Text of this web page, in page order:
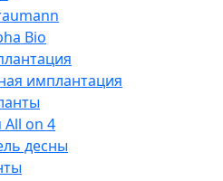
Bio
имплантация
on 4
десны